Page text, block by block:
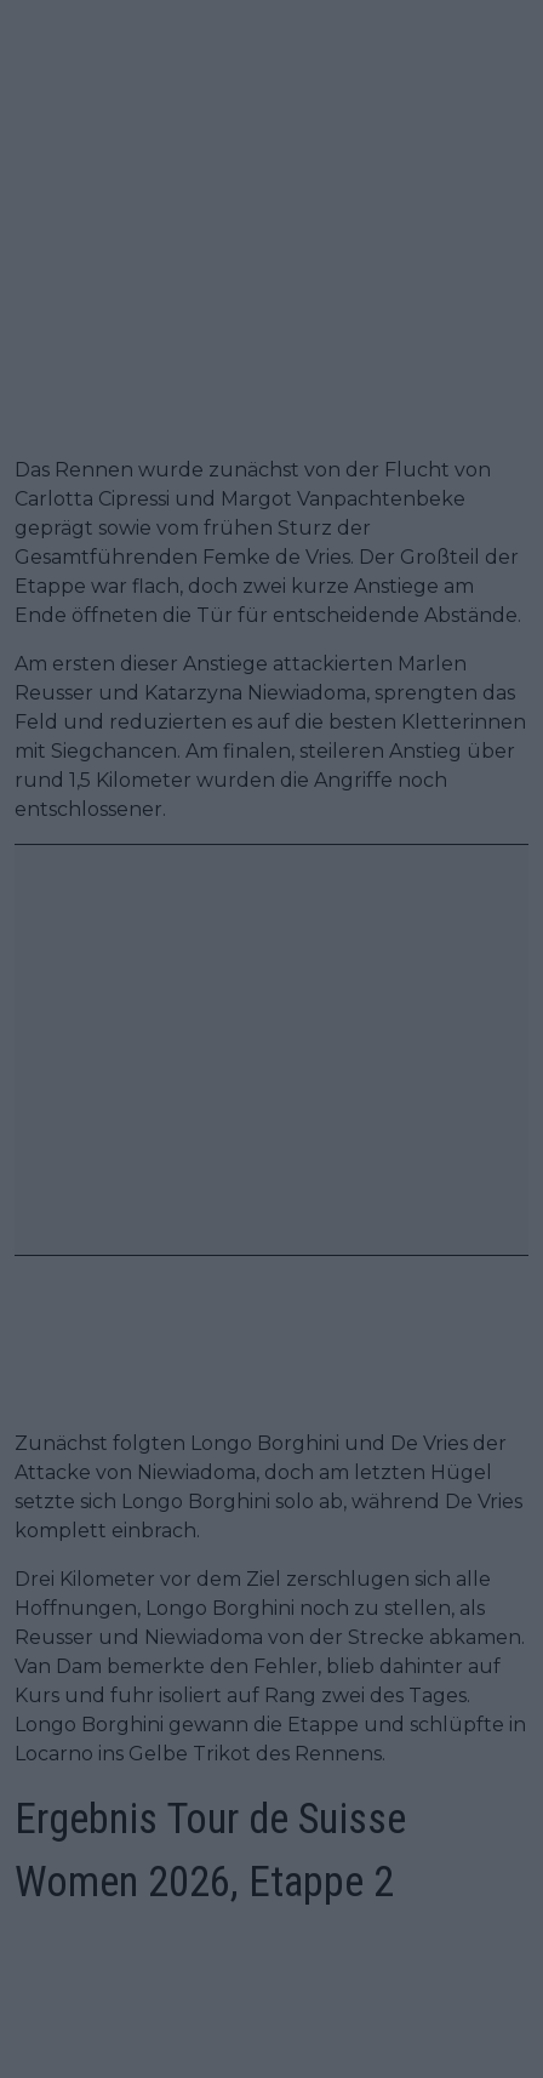
Das Rennen wurde zunächst von der Flucht von
Carlotta Cipressi und Margot Vanpachtenbeke
geprägt sowie vom frühen Sturz der
Gesamtführenden Femke de Vries. Der Großteil der
Etappe war flach, doch zwei kurze Anstiege am
Ende öffneten die Tür für entscheidende Abstände.
Am ersten dieser Anstiege attackierten Marlen
Reusser und Katarzyna Niewiadoma, sprengten das
Feld und reduzierten es auf die besten Kletterinnen
mit Siegchancen. Am finalen, steileren Anstieg über
rund 1,5 Kilometer wurden die Angriffe noch
entschlossener.
Zunächst folgten Longo Borghini und De Vries der
Attacke von Niewiadoma, doch am letzten Hügel
setzte sich Longo Borghini solo ab, während De Vries
komplett einbrach.
Drei Kilometer vor dem Ziel zerschlugen sich alle
Hoffnungen, Longo Borghini noch zu stellen, als
Reusser und Niewiadoma von der Strecke abkamen.
Van Dam bemerkte den Fehler, blieb dahinter auf
Kurs und fuhr isoliert auf Rang zwei des Tages.
Longo Borghini gewann die Etappe und schlüpfte in
Locarno ins Gelbe Trikot des Rennens.
Ergebnis Tour de Suisse
Women 2026, Etappe 2